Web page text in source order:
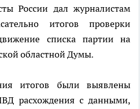
России дал журналистам
итогов проверки
списка партии на
областной Думы.
итогов были выявлены
расхождения с данными,